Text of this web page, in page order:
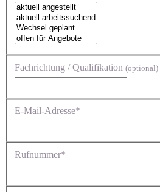
Fachrichtung / Qualifikation (optional)
E-Mail-Adresse*
Rufnummer*